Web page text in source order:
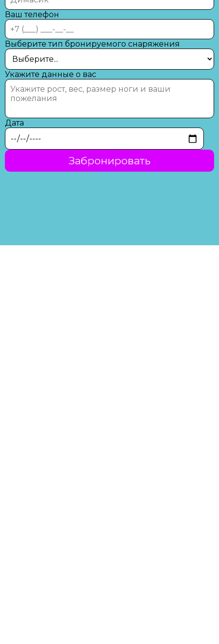
Ваш телефон
Выберите тип бронируемого снаряжения
Укажите данные о вас
Дата
Забронировать